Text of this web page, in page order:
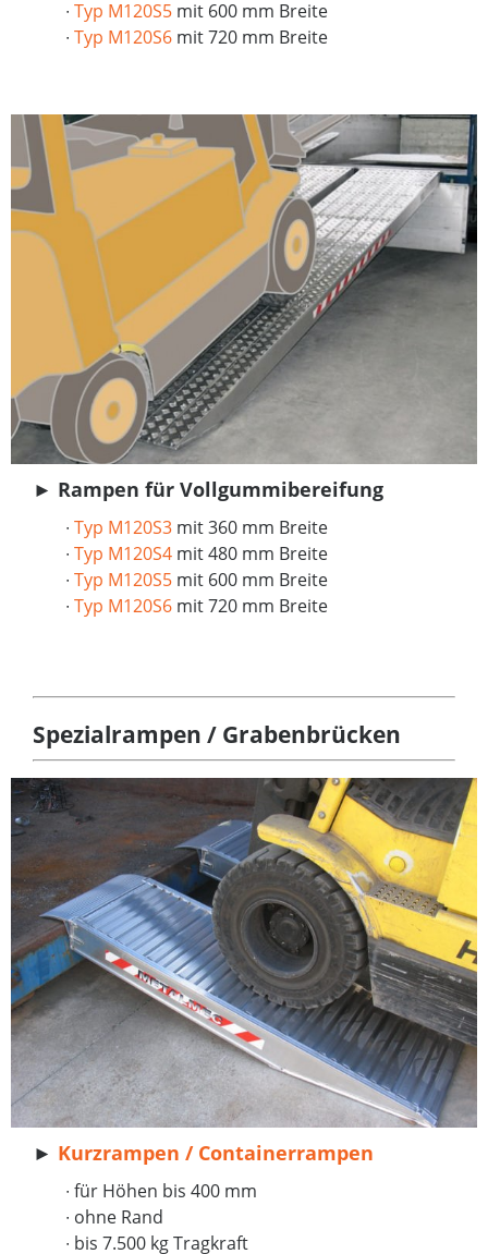
∙ Typ M120S5 mit 600 mm Breite
∙ Typ M120S6 mit 720 mm Breite
► Rampen für Vollgummibereifung
∙ Typ M120S3 mit 360 mm Breite
∙ Typ M120S4 mit 480 mm Breite
∙ Typ M120S5 mit 600 mm Breite
∙ Typ M120S6 mit 720 mm Breite
Spezialrampen / Grabenbrücken
► Kurzrampen / Containerrampen
∙ für Höhen bis 400 mm
∙ ohne Rand
∙ bis 7.500 kg Tragkraft